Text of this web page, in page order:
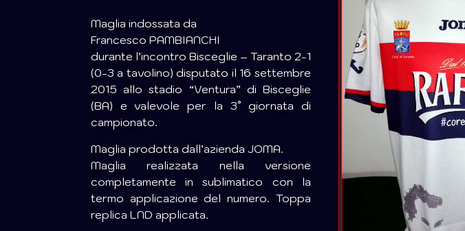
Maglia indossata da
Francesco PAMBIANCHI
durante l’incontro Bisceglie – Taranto 2-1
(0-3 a tavolino) disputato il 16 settembre
2015 allo stadio “Ventura” di Bisceglie
(BA) e valevole per la 3° giornata di
campionato.
Maglia prodotta dall’azienda JOMA.
Maglia realizzata nella versione
completamente in sublimatico con la
termo applicazione del numero. Toppa
replica LND applicata.